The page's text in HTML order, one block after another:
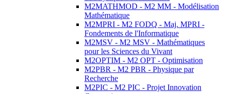
M2MATHMOD - M2 MM - Modélisation
Mathématique
M2MPRI - M2 FODQ - Maj. MPRI -
Fondements de l'Informatique
M2MSV - M2 MSV - Mathématiques
pour les Sciences du Vivant
M2OPTIM - M2 OPT - Optimisation
M2PBR - M2 PBR - Physique par
Recherche
M2PIC - M2 PIC - Projet Innovation